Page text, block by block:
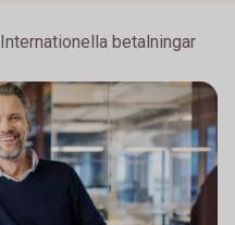
Internationella betalningar